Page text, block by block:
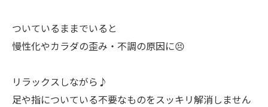
ついているままでいると
慢性化やカラダの歪み・不調の原因に😣
リラックスしながら♪
足や指についている不要なものをスッキリ解消しません